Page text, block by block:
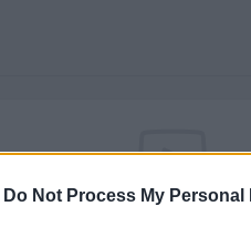
Do Not Process My Personal